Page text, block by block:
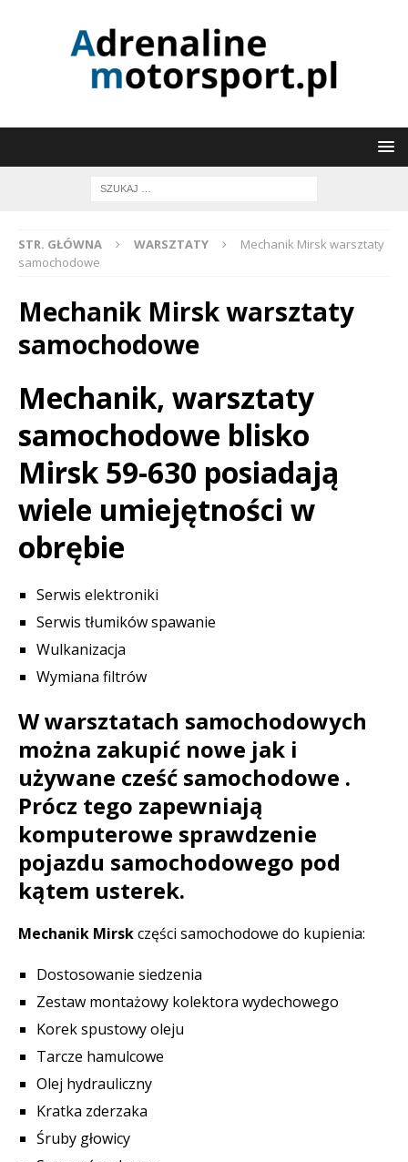
STR. GŁÓWNA WARSZTATY
Mechanik Mirsk warsztaty
samochodowe
Mechanik Mirsk warsztaty
samochodowe
Mechanik, warsztaty
samochodowe blisko
Mirsk 59-630 posiadają
wiele umiejętności w
obrębie
Serwis elektroniki
Serwis tłumików spawanie
Wulkanizacja
Wymiana filtrów
W warsztatach samochodowych
można zakupić nowe jak i
używane cześć samochodowe .
Prócz tego zapewniają
komputerowe sprawdzenie
pojazdu samochodowego pod
kątem usterek.
Mechanik Mirskczęści samochodowe do kupienia:
Dostosowanie siedzenia
Zestaw montażowy kolektora wydechowego
Korek spustowy oleju
Tarcze hamulcowe
Olej hydrauliczny
Kratka zderzaka
Śruby głowicy